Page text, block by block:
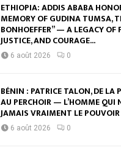
ETHIOPIA: ADDIS ABABA
MEMORY OF GUDINA TUMSA,
BONHOEFFER” — A LEGACY OF
JUSTICE, AND COURAGE...
6 août 2026 0
BÉNIN : PATRICE TALON, DE LA
AU PERCHOIR — L’HOMME QUI
JAMAIS VRAIMENT LE POUVOIR
6 août 2026 0